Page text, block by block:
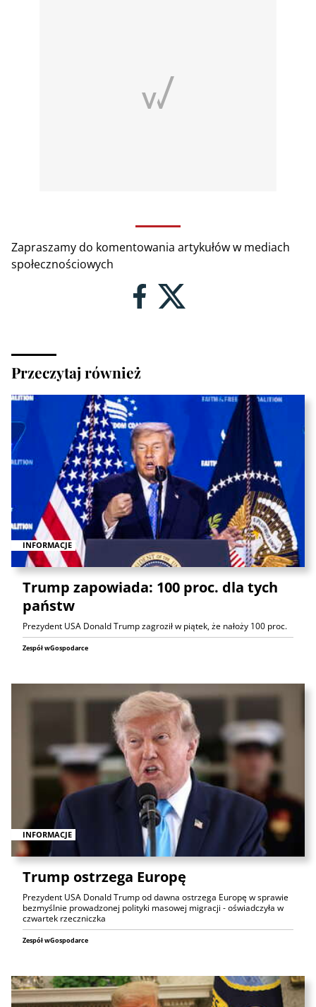
Zapraszamy do komentowania artykułów w mediach
społecznościowych
Przeczytaj również
INFORMACJE
Trump zapowiada: 100 proc. dla tych
państw
Prezydent USA Donald Trump zagroził w piątek, że nałoży 100 proc.
Zespół wGospodarce
INFORMACJE
Trump ostrzega Europę
Prezydent USA Donald Trump od dawna ostrzega Europę w sprawie
bezmyślnie prowadzonej polityki masowej migracji - oświadczyła w
czwartek rzeczniczka
Zespół wGospodarce